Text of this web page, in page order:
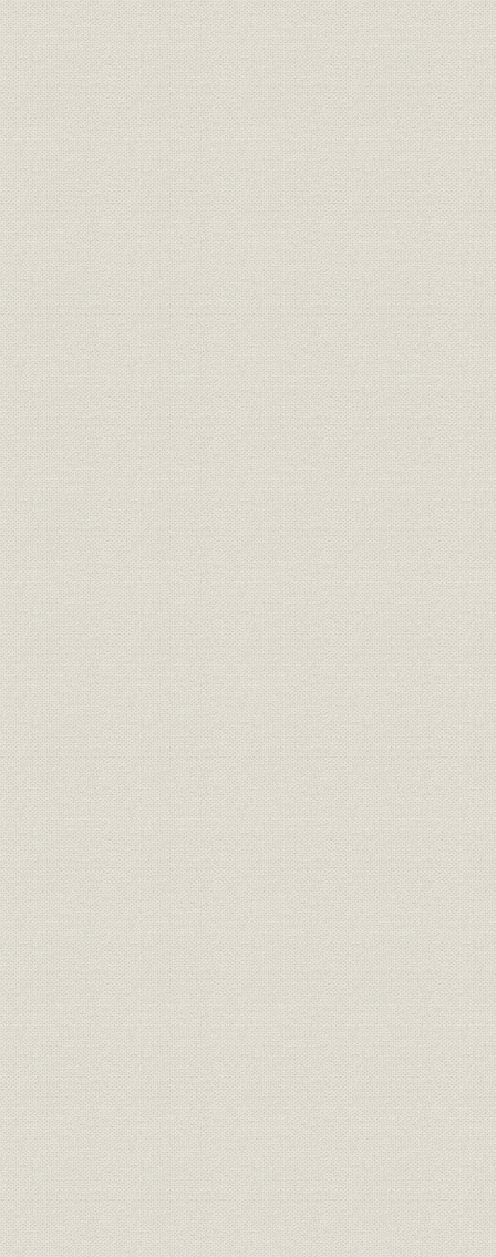
政策;経営
第一銀行資料 大韓銀行ヘ業務引
継ニ関スル命令案(写)
経営
第一銀行資料 第一銀行頭取渋沢
栄一の朝鮮統監公爵伊藤博文宛
書簡
経営
第一銀行資料 荒井度仕部次官の
市原第一銀行韓国総支店支配人
宛通牒
経営
第一銀行資料 市原第一銀行韓国
総支店支配人の荒井度支部次官
宛覚書
経営
第一銀行資料 佐々木・市原第一
銀行取締役の荒井度支部次官宛
意見書
法律;法令
韓国銀行条例(降煕3(1909)年7月
26日法律第22号)
1909年7
経営
朝鮮銀行意見書「朝鮮銀行ノ過
去及将来」(1902(大正元)年12月
調)
1909(大正
経営
朝鮮銀行意見書「満州金融機関
ノ整備ニ関スル意見」
1915年7月
経営
閣議提出資料「満州ニ於ケル特
殊銀行機能ノ統一ニ関スル件」
(1917(大正6)年6月8日閣議決定)
1917(大正
経営
満州中央銀行ノ営業方針ニ関ス
ル意見書(1932年9月、朝鮮銀行
総裁加藤敬三郎)
1932年9月
経済
昭和8年8月30日 小磯参謀長ニ
提出シタル意見書写 満州国ノ幣
制問題ニ就テ
昭和8年8
経営
朝鮮銀行券問題ニ関スル意見書
(1936年6月、朝鮮銀行)
1936年6月
経営理念
東亜銀行(仮称)設立案綱要(1936
年6月、朝鮮銀行)
1936年6月
価格;経営 本支店金利変更経過ト其理由 1942年3
財務・業績
朝鮮銀行券各月末発行高(終戦前
後)
財務・業績
1945年9月~11月朝鮮銀行券発
行高
物価
終戦後の京城の生活必需品小売
価格推移
経営
SCAPIN74 Memorandum
concerning Closing of Colonial
and Foreign Banks and Special
Wartime Institutions
1945.9.30
経営
SCAPIN73 Memorandum
concerning Oral Instructions
Given to Ministry of Finance
1945.9.30